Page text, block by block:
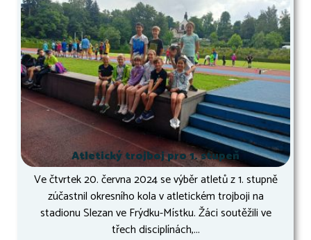
Atletický trojboj pro 1. stupeň
Ve čtvrtek 20. června 2024 se výběr atletů z 1. stupně
zúčastnil okresního kola v atletickém trojboji na
stadionu Slezan ve Frýdku-Místku. Žáci soutěžili ve
třech disciplínách,...